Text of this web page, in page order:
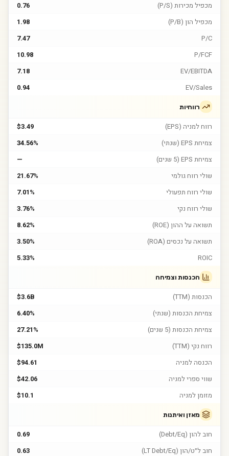
מכפיל מכירות (P/S)
0.76
מכפיל הון (P/B)
1.98
P/C
7.47
P/FCF
10.98
EV/EBITDA
7.18
EV/Sales
0.94
רווחיות
רווח למניה (EPS)
$3.49
צמיחת EPS (שנתי)
34.56%
צמיחת EPS (5 שנים)
—
שולי רווח גולמי
21.67%
שולי רווח תפעולי
7.01%
שולי רווח נקי
3.76%
תשואה על ההון (ROE)
8.62%
תשואה על נכסים (ROA)
3.50%
ROIC
5.33%
הכנסות וצמיחה
הכנסות (TTM)
$3.6B
צמיחת הכנסות (שנתי)
6.40%
צמיחת הכנסות (5 שנים)
27.21%
רווח נקי (TTM)
$135.0M
הכנסה למניה
$94.61
שווי ספרי למניה
$42.06
מזומן למניה
$10.1
מאזן ואיתנות
חוב להון (Debt/Eq)
0.69
חוב ל״ט/הון (LT Debt/Eq)
0.63